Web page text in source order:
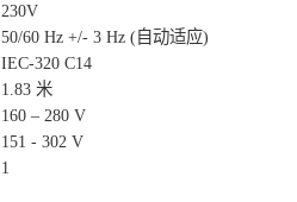
230V
50/60 Hz +/- 3 Hz (自动适应)
IEC-320 C14
1.83 米
160 – 280 V
151 - 302 V
1